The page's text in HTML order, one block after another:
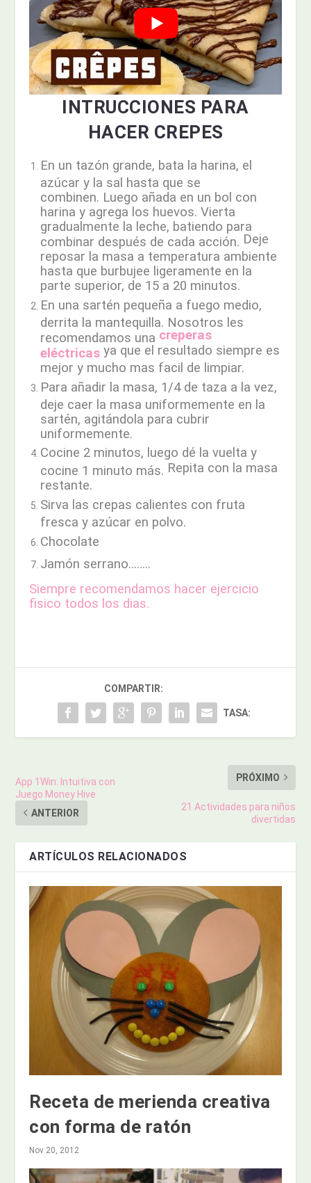
INTRUCCIONES PARA
HACER CREPES
En un tazón grande, bata la harina, el
azúcar y la sal hasta que se
combinen. Luego añada en un bol con
harina y agrega los huevos. Vierta
gradualmente la leche, batiendo para
combinar después de cada acción. Deje
reposar la masa a temperatura ambiente
hasta que burbujee ligeramente en la
parte superior, de 15 a 20 minutos.
En una sartén pequeña a fuego medio,
derrita la mantequilla. Nosotros les
recomendamos una creperas
eléctricas ya que el resultado siempre es
mejor y mucho mas facil de limpiar.
Para añadir la masa, 1/4 de taza a la vez,
deje caer la masa uniformemente en la
sartén, agitándola para cubrir
uniformemente.
Cocine 2 minutos, luego dé la vuelta y
cocine 1 minuto más. Repita con la masa
restante.
Sirva las crepas calientes con fruta
fresca y azúcar en polvo.
Chocolate
Jamón serrano……..
Siempre recomendamos hacer ejercicio
fisico todos los dias.
COMPARTIR:
TASA:
App 1Win: Intuitiva con
Juego Money Hive
ANTERIOR
PRÓXIMO
21 Actividades para niños
divertidas
ARTÍCULOS RELACIONADOS
Receta de merienda creativa
con forma de ratón
Nov 20, 2012